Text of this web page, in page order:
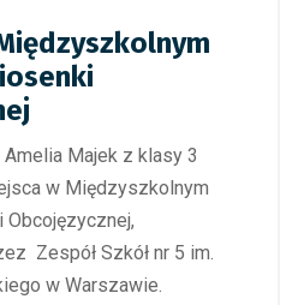
Majek z klasy 3
w Międzyszkolnym
Zespół Szkół nr 5 im.
w Warszawie.